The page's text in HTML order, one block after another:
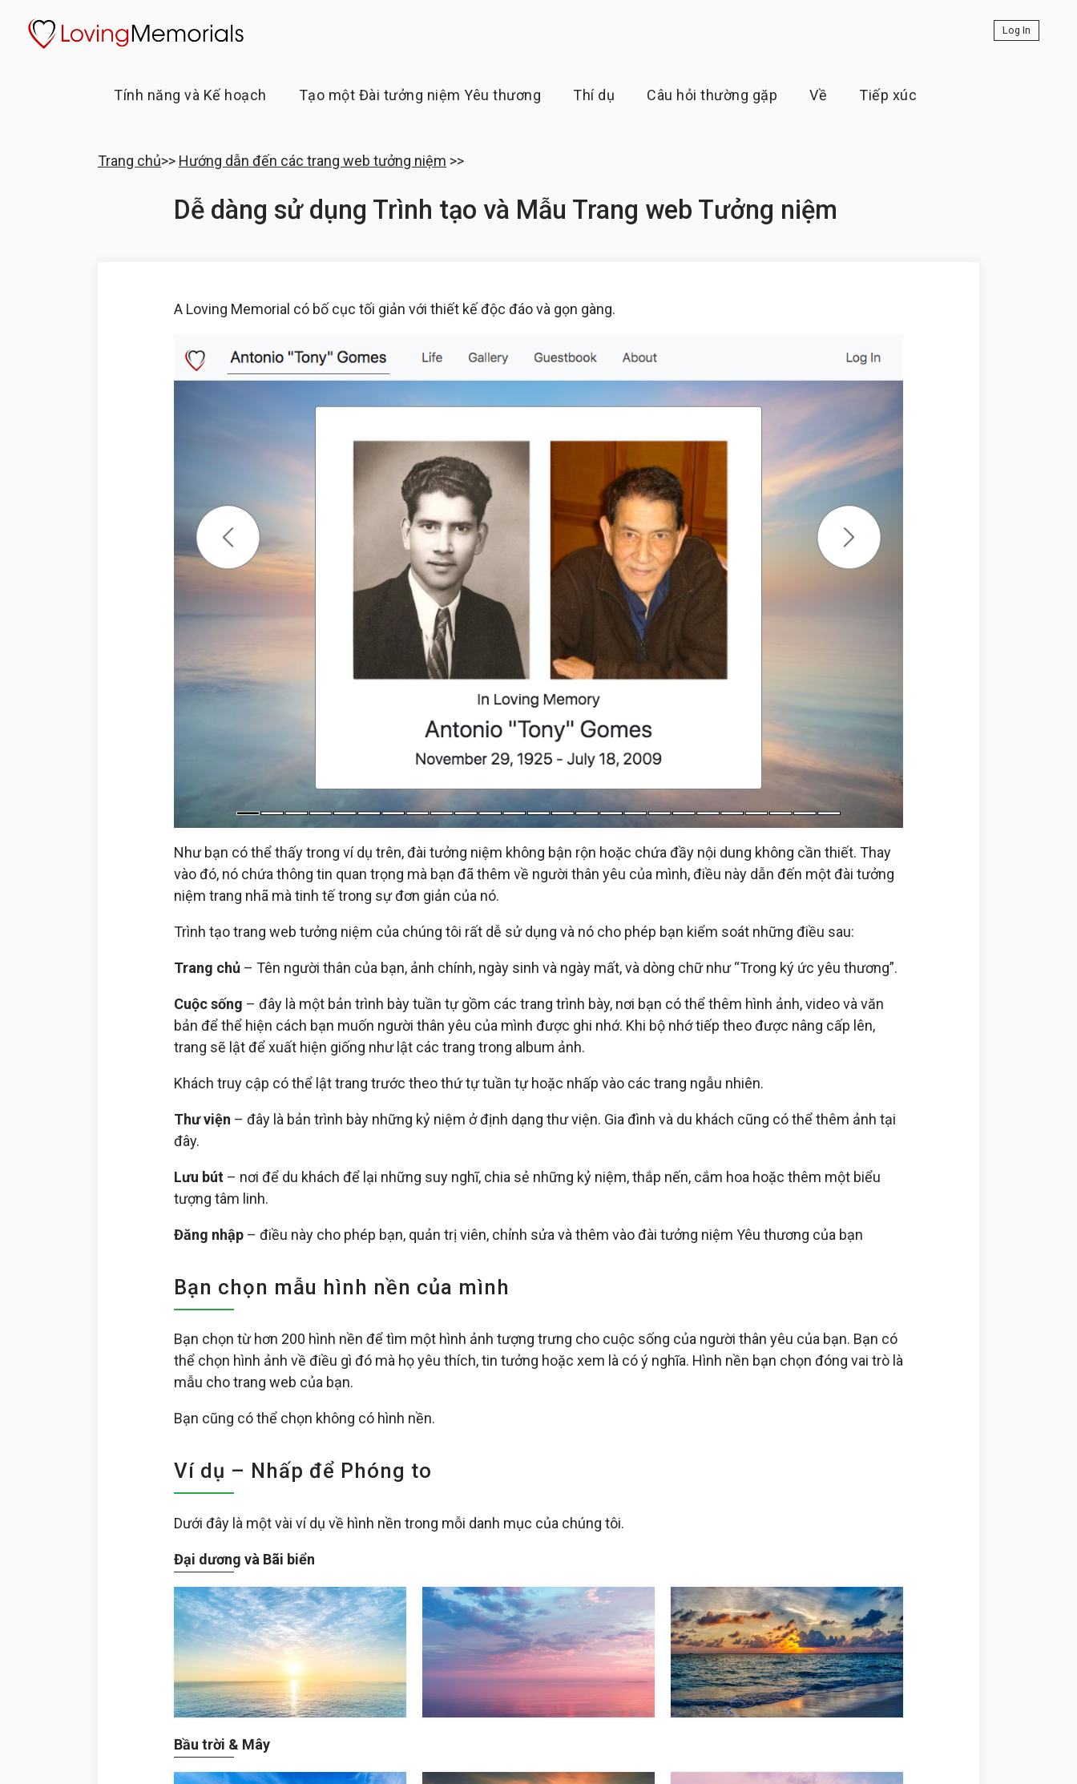
Log In
Tính năng và Kế hoạch Tạo một Đài tưởng niệm Yêu thương Thí dụ Câu hỏi thường gặp Về Tiếp xúc
Trang chủ>> Hướng dẫn đến các trang web tưởng niệm >>
Dễ dàng sử dụng Trình tạo và Mẫu Trang web Tưởng niệm
A Loving Memorial có bố cục tối giản với thiết kế độc đáo và gọn gàng.
Như bạn có thể thấy trong ví dụ trên, đài tưởng niệm không bận rộn hoặc chứa đầy nội dung không cần thiết. Thay
vào đó, nó chứa thông tin quan trọng mà bạn đã thêm về người thân yêu của mình, điều này dẫn đến một đài tưởng
niệm trang nhã mà tinh tế trong sự đơn giản của nó.
Trình tạo trang web tưởng niệm của chúng tôi rất dễ sử dụng và nó cho phép bạn kiểm soát những điều sau:
Trang chủ – Tên người thân của bạn, ảnh chính, ngày sinh và ngày mất, và dòng chữ như “Trong ký ức yêu thương”.
Cuộc sống – đây là một bản trình bày tuần tự gồm các trang trình bày, nơi bạn có thể thêm hình ảnh, video và văn
bản để thể hiện cách bạn muốn người thân yêu của mình được ghi nhớ. Khi bộ nhớ tiếp theo được nâng cấp lên,
trang sẽ lật để xuất hiện giống như lật các trang trong album ảnh.
Khách truy cập có thể lật trang trước theo thứ tự tuần tự hoặc nhấp vào các trang ngẫu nhiên.
Thư viện – đây là bản trình bày những kỷ niệm ở định dạng thư viện. Gia đình và du khách cũng có thể thêm ảnh tại
đây.
Lưu bút – nơi để du khách để lại những suy nghĩ, chia sẻ những kỷ niệm, thắp nến, cắm hoa hoặc thêm một biểu
tượng tâm linh.
Đăng nhập – điều này cho phép bạn, quản trị viên, chỉnh sửa và thêm vào đài tưởng niệm Yêu thương của bạn
Bạn chọn mẫu hình nền của mình
Bạn chọn từ hơn 200 hình nền để tìm một hình ảnh tượng trưng cho cuộc sống của người thân yêu của bạn. Bạn có
thể chọn hình ảnh về điều gì đó mà họ yêu thích, tin tưởng hoặc xem là có ý nghĩa. Hình nền bạn chọn đóng vai trò là
mẫu cho trang web của bạn.
Bạn cũng có thể chọn không có hình nền.
Ví dụ – Nhấp để Phóng to
Dưới đây là một vài ví dụ về hình nền trong mỗi danh mục của chúng tôi.
Đại dương và Bãi biển
Bầu trời & Mây